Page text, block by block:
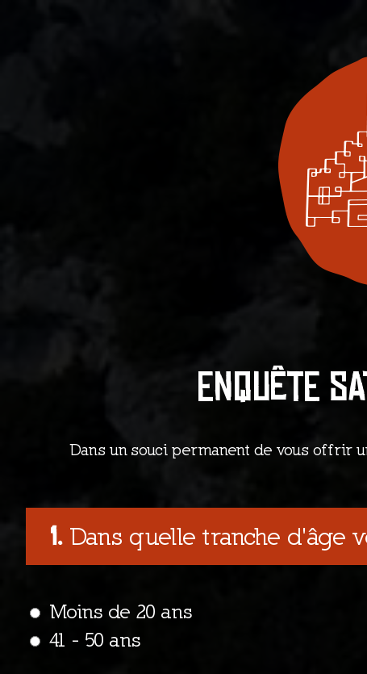
Enquête
Dans un souci permanent de vous offrir
Dans quelle tranche d'âge
Moins de 20 ans
41 - 50 ans